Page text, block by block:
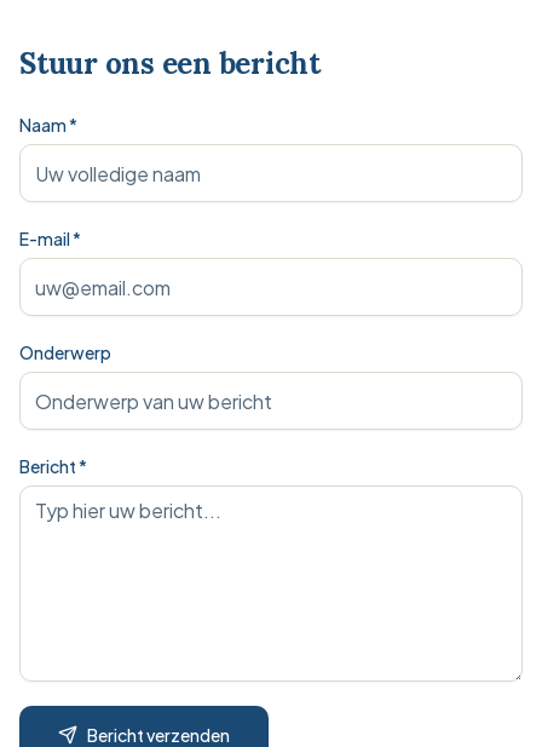
Stuur ons een bericht
Naam *
E-mail *
Onderwerp
Bericht *
Bericht verzenden